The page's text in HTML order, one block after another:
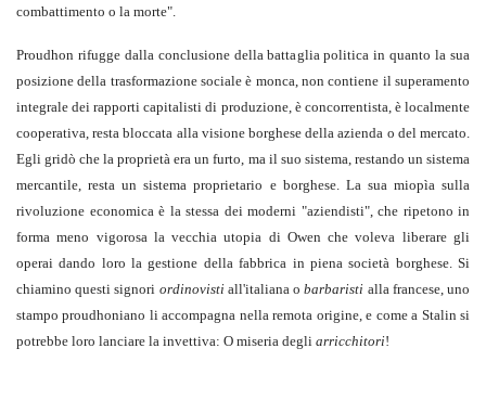
combattimento o la morte".
Proudhon rifugge dalla conclusione della battaglia politica in quanto la sua
posizione della trasformazione sociale è monca, non contiene il superamento
integrale dei rapporti capitalisti di produzione, è concorrentista, è localmente
cooperativa, resta bloccata alla visione borghese della azienda o del mercato.
Egli gridò che la proprietà era un furto, ma il suo sistema, restando un sistema
mercantile, resta un sistema proprietario e borghese. La sua miopìa sulla
rivoluzione economica è la stessa dei moderni "aziendisti", che ripetono in
forma meno vigorosa la vecchia utopia di Owen che voleva liberare gli
operai dando loro la gestione della fabbrica in piena società borghese. Si
chiamino questi signori ordinovisti all'italiana obarbaristi alla francese, uno
stampo proudhoniano li accompagna nella remota origine, e come a Stalin si
potrebbe loro lanciare la invettiva: O miseria degli arricchitori!